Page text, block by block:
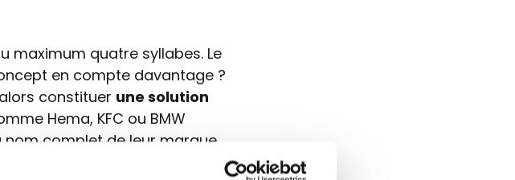
maximum quatre syllabes. Le
en compte davantage ?
constituer une solution
Hema, KFC ou BMW
complet de leur marque